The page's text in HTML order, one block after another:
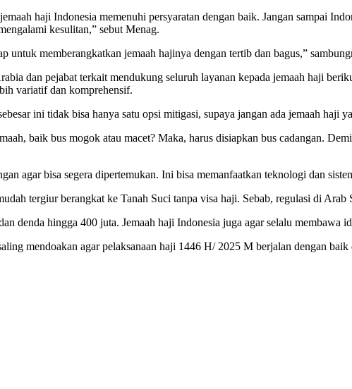
haji Indonesia memenuhi persyaratan dengan baik. Jangan sampai
kesulitan,” sebut Menag.
untuk memberangkatkan jemaah hajinya dengan tertib dan bagus,”
dan pejabat terkait mendukung seluruh layanan kepada jemaah haji
variatif dan komprehensif.
ini tidak bisa hanya satu opsi mitigasi, supaya jangan ada jemaah haji
baik bus mogok atau macet? Maka, harus disiapkan bus cadangan.
agar bisa segera dipertemukan. Ini bisa memanfaatkan teknologi dan
tergiur berangkat ke Tanah Suci tanpa visa haji. Sebab, regulasi di
denda hingga 400 juta. Jemaah haji Indonesia juga agar selalu membawa
mendoakan agar pelaksanaan haji 1446 H/ 2025 M berjalan dengan baik